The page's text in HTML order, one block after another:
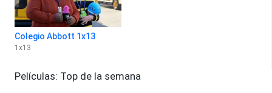
Colegio Abbott 1x13
1 x13
Películas: Top de la semana